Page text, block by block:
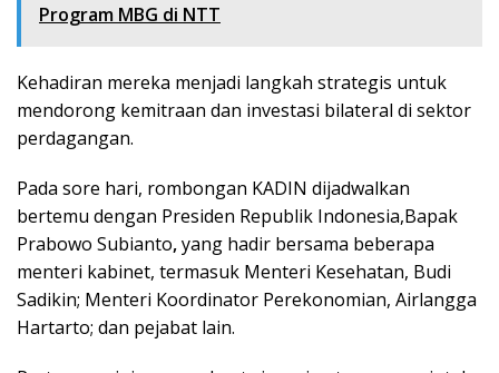
Program MBG di NTT
Kehadiran mereka menjadi langkah strategis untuk
mendorong kemitraan dan investasi bilateral di sektor
perdagangan.
Pada sore hari, rombongan KADIN dijadwalkan
bertemu dengan Presiden Republik Indonesia,Bapak
Prabowo Subianto,yang hadir bersama beberapa
menteri kabinet, termasuk Menteri Kesehatan, Budi
Sadikin; Menteri Koordinator Perekonomian, Airlangga
Hartarto; dan pejabat lain.